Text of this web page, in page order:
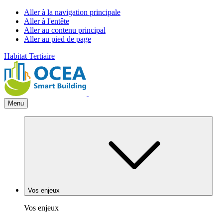
Aller à la navigation principale
Aller à l'entête
Aller au contenu principal
Aller au pied de page
Habitat Tertiaire
Menu
Vos enjeux
Vos enjeux